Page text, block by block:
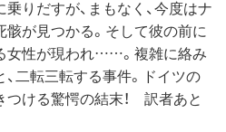
りだすが、まもなく、今度はナ
が見つかる。そして彼の前に
女性が現われ……。複雑に絡み
二転三転する事件。ドイツの
ける驚愕の結末！ 訳者あと